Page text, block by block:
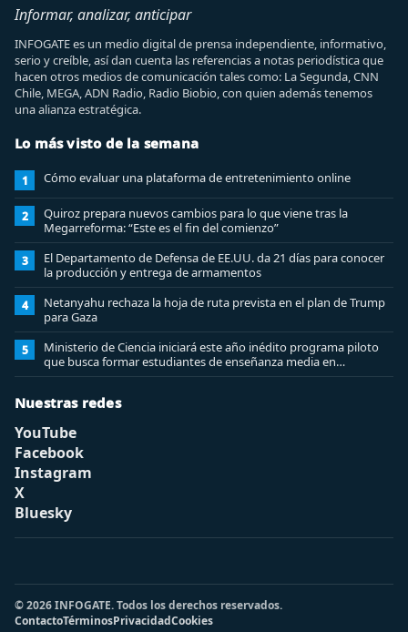
Informar, analizar, anticipar
INFOGATE es un medio digital de prensa independiente, informativo,
serio y creíble, así dan cuenta las referencias a notas periodística que
hacen otros medios de comunicación tales como: La Segunda, CNN
Chile, MEGA, ADN Radio, Radio Biobio, con quien además tenemos
una alianza estratégica.
Lo más visto de la semana
1 Cómo evaluar una plataforma de entretenimiento online
2
Quiroz prepara nuevos cambios para lo que viene tras la
Megarreforma: “Este es el fin del comienzo”
3
El Departamento de Defensa de EE.UU. da 21 días para conocer
la producción y entrega de armamentos
4
Netanyahu rechaza la hoja de ruta prevista en el plan de Trump
para Gaza
5
Ministerio de Ciencia iniciará este año inédito programa piloto
que busca formar estudiantes de enseñanza media en
ciberseguridad
Nuestras redes
YouTube
Facebook
Instagram
X
Bluesky
© 2026 INFOGATE. Todos los derechos reservados.
ContactoTérminosPrivacidadCookies